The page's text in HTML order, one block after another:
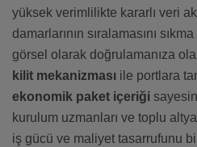
yüksek verimlilikte kararlı veri
damarlarının sıralamasını
görsel olarak doğrulamanıza
kilit mekanizması ile portlara
ekonomik paket içeriği
kurulum uzmanları ve toplu
iş gücü ve maliyet tasarrufunu